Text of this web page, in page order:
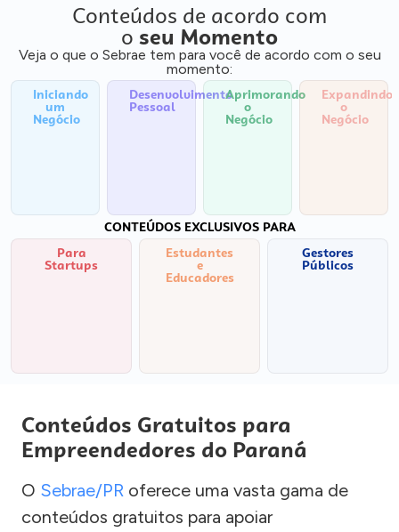
Conteúdos de acordo com
o seu Momento
Veja o que o Sebrae tem para você de acordo com o seu
momento:
Iniciando
um
Negócio
Desenvolvimento
Pessoal
Aprimorando
o
Negócio
Expandindo
o
Negócio
CONTEÚDOS EXCLUSIVOS PARA
Para
Startups
Estudantes
e
Educadores
Gestores
Públicos
Conteúdos Gratuitos para
Empreendedores do Paraná
O Sebrae/PR oferece uma vasta gama de
conteúdos gratuitos para apoiar